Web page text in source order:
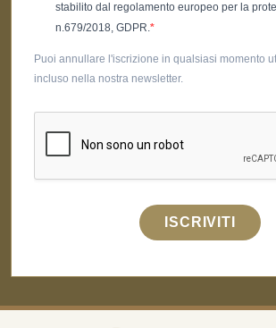
stabilito dal regolamento europeo per la
n.679/2018, GDPR.
Puoi annullare l'iscrizione in qualsiasi momento
incluso nella nostra newsletter.
ISCRIVITI